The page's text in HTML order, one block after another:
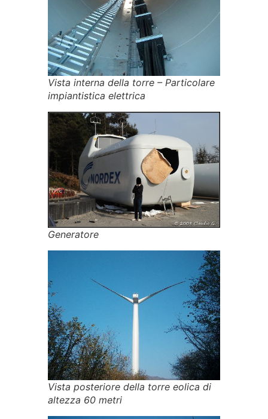
Vista interna della torre – Particolare
impiantistica elettrica
Generatore
Vista posteriore della torre eolica di
altezza 60 metri